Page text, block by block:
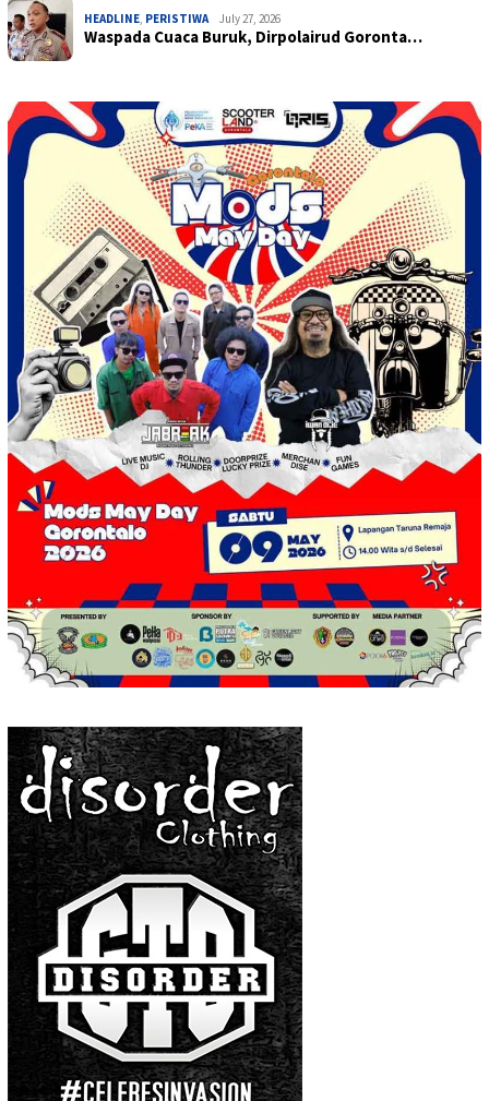
HEADLINE, PERISTIWA July 27, 2026
Waspada Cuaca Buruk, Dirpolairud Goronta…